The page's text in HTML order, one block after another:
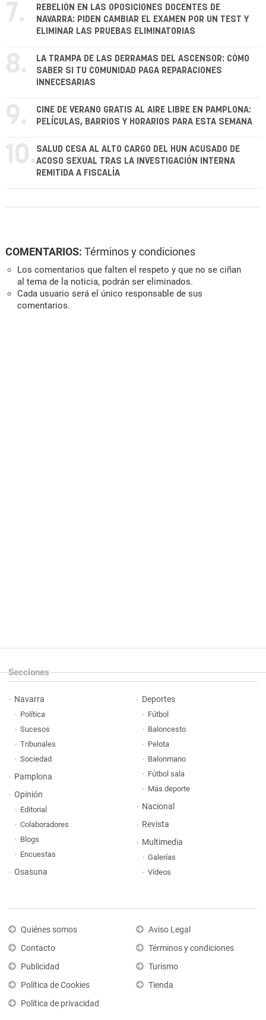
7.
REBELIÓN EN LAS OPOSICIONES DOCENTES DE
NAVARRA: PIDEN CAMBIAR EL EXAMEN POR UN TEST Y
ELIMINAR LAS PRUEBAS ELIMINATORIAS
8.
LA TRAMPA DE LAS DERRAMAS DEL ASCENSOR: CÓMO
SABER SI TU COMUNIDAD PAGA REPARACIONES
INNECESARIAS
9.
CINE DE VERANO GRATIS AL AIRE LIBRE EN PAMPLONA:
PELÍCULAS, BARRIOS Y HORARIOS PARA ESTA SEMANA
10. SALUD CESA AL ALTO CARGO DEL HUN ACUSADO DE
ACOSO SEXUAL TRAS LA INVESTIGACIÓN INTERNA
REMITIDA A FISCALÍA
COMENTARIOS: Términos y condiciones
Los comentarios que falten el respeto y que no se ciñan
al tema de la noticia, podrán ser eliminados.
Cada usuario será el único responsable de sus
comentarios.
Secciones
Navarra
Política
Sucesos
Tribunales
Sociedad
Pamplona
Opinión
Editorial
Colaboradores
Blogs
Encuestas
Osasuna
Deportes
Fútbol
Baloncesto
Pelota
Balonmano
Fútbol sala
Más deporte
Nacional
Revista
Multimedia
Galerías
Vídeos
Quiénes somos
Contacto
Publicidad
Política de Cookies
Política de privacidad
Aviso Legal
Términos y condiciones
Turismo
Tienda